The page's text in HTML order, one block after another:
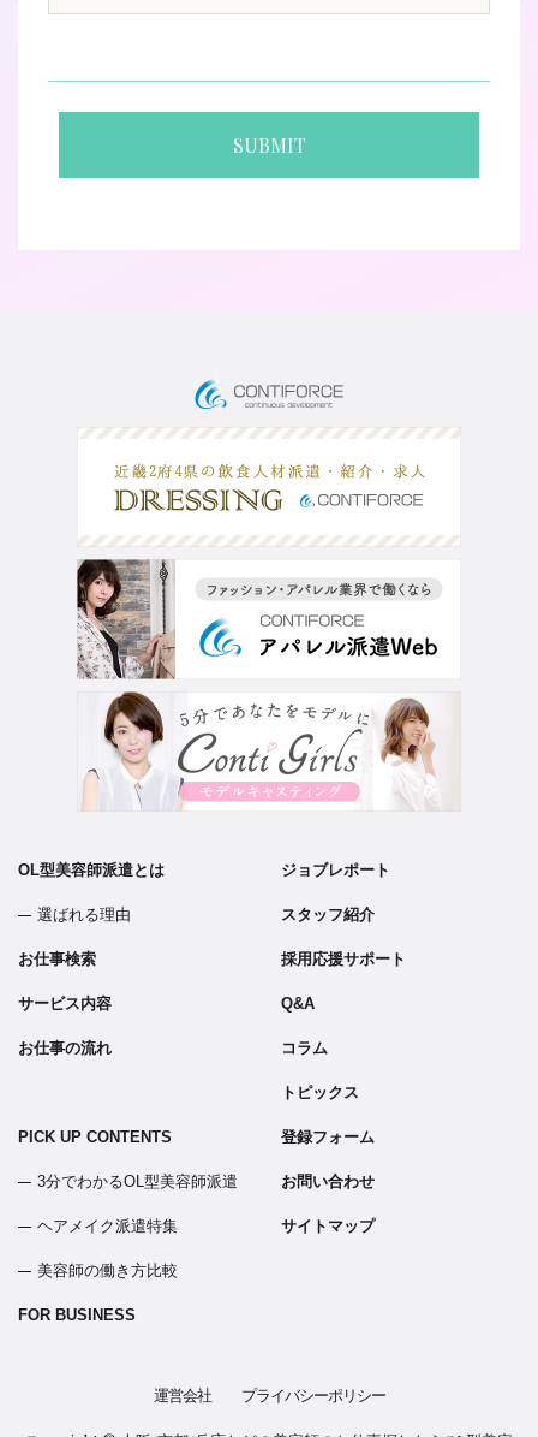
お仕事の流れ
登録フォーム
Q&A
コラム
お問い合わせ
PICK UP CONTENTS
3分でわかるOL型美容師派遣
ヘアメイク特集
美容師の働き方比較
FOR BUSINESS
運営会社 プライバシーポリシー
OL型美容師派遣とは
選ばれる理由
お仕事検索
サービス内容
お仕事の流れ
ジョブレポート
スタッフ紹介
採用応援サポート
Q&A
コラム
トピックス
PICK UP CONTENTS
3分でわかるOL型美容師派遣
ヘアメイク派遣特集
美容師の働き方比較
FOR BUSINESS
登録フォーム
お問い合わせ
サイトマップ
運営会社 プライバシーポリシー